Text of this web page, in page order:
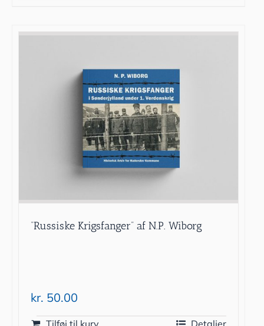
“Russiske Krigsfanger” af N.P. Wiborg
kr. 50.00
Tilføj til kurv Detaljer